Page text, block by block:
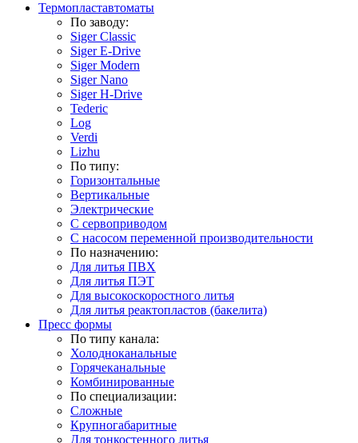
Термопластавтоматы
По заводу:
Siger Classic
Siger E-Drive
Siger Modern
Siger Nano
Siger H-Drive
Tederic
Log
Verdi
Lizhu
По типу:
Горизонтальные
Вертикальные
Электрические
С сервоприводом
С насосом переменной производительности
По назначению:
Для литья ПВХ
Для литья ПЭТ
Для высокоскоростного литья
Для литья реактопластов (бакелита)
Пресс формы
По типу канала:
Холодноканальные
Горячеканальные
Комбинированные
По специализации:
Сложные
Крупногабаритные
Для тонкостенного литья